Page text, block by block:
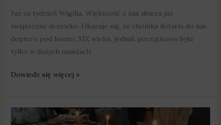
Już za tydzień Wigilia. Większość z nas ubiera już
świąteczne drzewko. Okazuje się, że choinka dotarła do nas
dopiero pod koniec XIX wieku, jednak początkowo była
tylko w dużych miastach.
Dowiedz się więcej »
Wigilijne